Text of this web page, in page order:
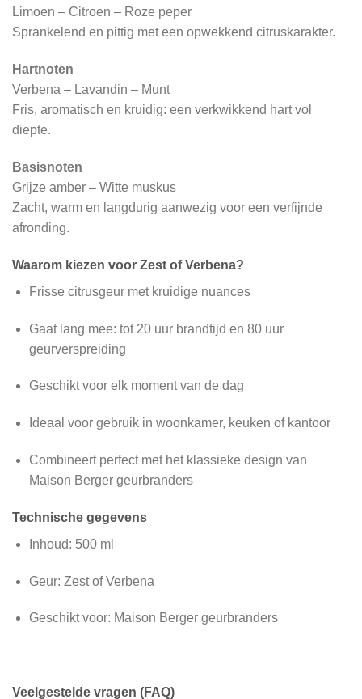
Limoen – Citroen – Roze peper
Sprankelend en pittig met een opwekkend citruskarakter.
Hartnoten
Verbena – Lavandin – Munt
Fris, aromatisch en kruidig: een verkwikkend hart vol
diepte.
Basisnoten
Grijze amber – Witte muskus
Zacht, warm en langdurig aanwezig voor een verfijnde
afronding.
Waarom kiezen voor Zest of Verbena?
Frisse citrusgeur met kruidige nuances
Gaat lang mee: tot 20 uur brandtijd en 80 uur
geurverspreiding
Geschikt voor elk moment van de dag
Ideaal voor gebruik in woonkamer, keuken of kantoor
Combineert perfect met het klassieke design van
Maison Berger geurbranders
Technische gegevens
Inhoud: 500 ml
Geur: Zest of Verbena
Geschikt voor: Maison Berger geurbranders
Veelgestelde vragen (FAQ)